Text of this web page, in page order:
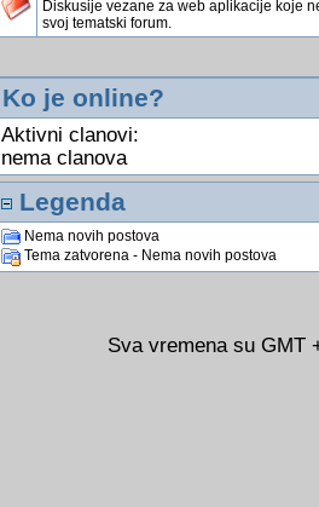
Diskusije vezane za web aplikacije koje
svoj tematski forum.
Ko je online?
Aktivni clanovi:
nema clanova
Legenda
Nema novih postova
Tema zatvorena - Nema novih postova
Sva vremena su GMT